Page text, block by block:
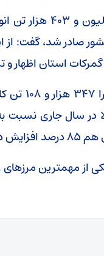
در سال جاری
از مهمترین مرزهای